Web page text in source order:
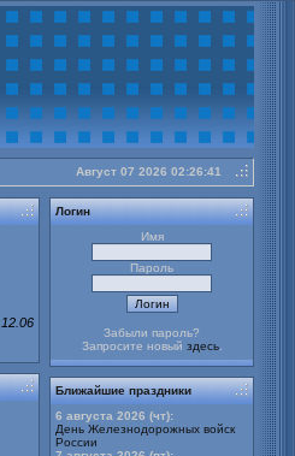
Август 07 2026 02:26:41
buy
cheap
Логин
Имя
Пароль
Забыли пароль?
Запросите новый здесь.
Ближайшие праздники
6 августа 2026 (чт):
День Железнодорожных войск
России